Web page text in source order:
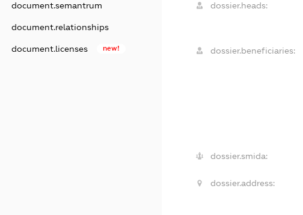
document.semantrum
document.relationships
document.licenses new!
dossier.heads:
dossier.beneficiaries:
dossier.smida:
dossier.address: